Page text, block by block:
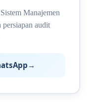
Manajemen
persiapan audit